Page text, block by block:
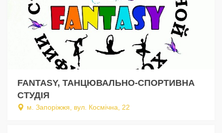
FANTASY, ТАНЦЮВАЛЬНО-СПОРТИВНА
СТУДІЯ
м. Запоріжжя, вул. Космічна, 22